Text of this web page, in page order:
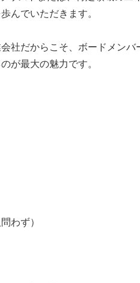
んでいただきます。
社だからこそ、ボードメン
が最大の魅力です。
わず）